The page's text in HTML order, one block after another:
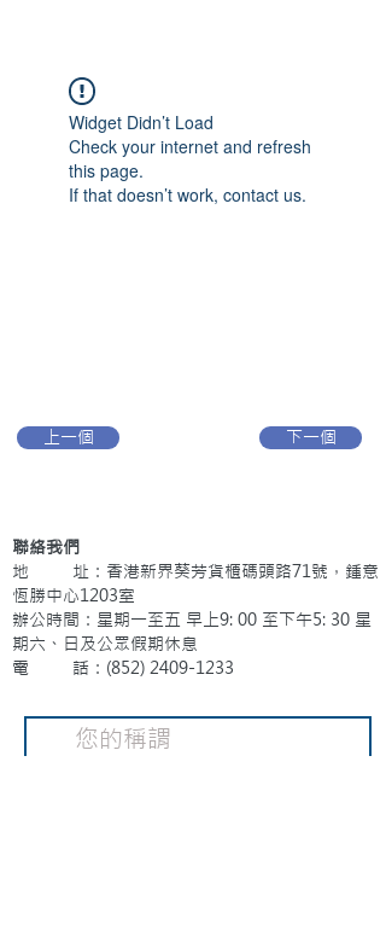
Widget Didn’t Load
Check your internet and refresh
this page.
If that doesn’t work, contact us.
上一個 下一個
聯絡我們
地 址：香港新界葵芳貨櫃碼頭路71號，鍾意
恆勝中心1203室
辦公時間：星期一至五 早上9: 00 至下午5: 30 星
期六、日及公眾假期休息
電 話：(852) 2409-1233